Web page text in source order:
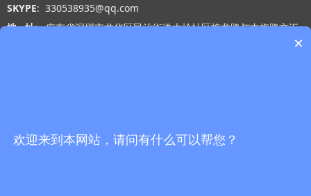
SKYPE: 330538935@qq.com
地 址: 广东省深圳市龙华区民治街道大岭社区梅龙路与中梅路交汇
×
欢迎来到本网站，请问有什么可以帮您？